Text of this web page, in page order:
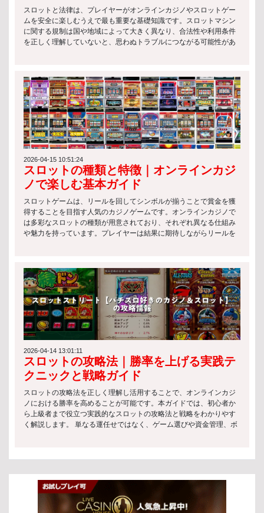
スロットと法律は、プレイヤーがオンラインカジノやスロットゲー
ムを安全に楽しむうえで最も重要な基礎知識です。スロットマシン
に関する規制は国や地域によって大きく異なり、合法性や利用条件
を正しく理解していないと、思わぬトラブルにつながる可能性があ
律上のポイントです： スロットマシンの運営には、各国の規制当局
によるライセンス取得が必要 違法に設置・提供されているスロット
の利用には罰則が科される場合がある 年齢制限や本人確認など、プ
レイヤー保護のためのルールが設けられている このようにスロット
と法律は密接に関係しており、単なる娯楽ではなく「ルールを理解
した上で楽しむゲーム」であることを意識することが重要です。 ス
ロットゲームの種類 クラシックスロット クラシックスロットは、最
もシンプルな構造を持つ伝統的なスロットゲームです。主に3リール
構成で、初心者でも理解しやすいのが特徴です。 主な特徴は以下の
通りです： シンプルなルールで直感的にプレイ可能 フルーツやBAR
などの基本シンボルが中心 配当は控えめだが、リスクも低い スロッ
トと法律の観点から見ても、こうした基本的なスロットは長年にわ
たり規制対象として安定的に運用されています。 ビデオスロット ビ
デオスロットは、現代的なグラフィックやアニメーションを活用し
た人気の高いタイプです。エンターテインメント性が非常に高く、
の観点では、これらのゲームもライセンス管理のもとで提供される
必要があり、公正性の確保が重視されています。 プログレッシブジ
ャックポットスロット プログレッシブジャックポットスロットは、
プレイヤーのベットが蓄積されて巨大な賞金プールを形成するタイ
プです。一攫千金のチャンスがある一方で、リスクも高いのが特徴
です。 主な特徴： プレイごとにジャックポットが増加 複数のプレ
イヤーで賞金が共有される仕組み 高リスク・高リターンのゲーム性
スロットと法律の枠組みでは、こうした高額賞金型ゲームは特に厳
格な監督のもとで運営されることが一般的です。 日本のスロットマ
シンの規制 法律による制約 スロットと法律の観点から見ると、日本
では以下のような制約が設けられています： スロットマシンは原則
として特定の施設でのみ利用可能 賭博行為は法律で禁止されてお
り、例外的に認められた環境のみ合法 運営には厳格な基準と行政の
監督が必要 このように、日本ではスロットと法律が密接に結びつい
ており、自由なプレイ環境は限定されています。 許可されたカジノ
アクセス制限 スロットと法律では、未成年者保護も重要な要素で
す。 多くの施設で18歳または20歳未満の入場が禁止 入場時には厳
格な本人確認が実施される ギャンブル依存防止のための啓発活動も
2026-04-15 10:51:24
スロットの種類と特徴｜オンラインカジ
ノで楽しむ基本ガイド
スロットゲームは、リールを回してシンボルが揃うことで賞金を獲
得することを目指す人気のカジノゲームです。オンラインカジノで
は多彩なスロットの種類が用意されており、それぞれ異なる仕組み
や魅力を持っています。プレイヤーは結果に期待しながらリールを
タイルに合ったスロットを選ぶことで、より満足度の高いゲーム体
験が可能になります。ここでは代表的なスロットの種類について解
説します。 クラシックスロット クラシックスロットは、伝統的な3
リール構成を採用したシンプルなスロットの種類です。操作が分か
りやすく、ルールも簡単なため、初心者に最適です。レトロなデザ
インやシンプルな配当システムが特徴で、気軽に楽しめます。 ビデ
オスロット ビデオスロットは、現代のオンラインカジノで最も人気
のあるスロットの種類です。5リール以上を採用し、美しいグラフィ
ックスやアニメーション、ストーリー性が魅力です。ボーナス機能
も豊富で、プレイヤーを飽きさせない設計になっています。 プログ
レッシブスロット プログレッシブスロットは、ジャックポットがプ
レイヤーのベットによって増加し続けるスロットの種類です。一度
の当選で非常に高額な賞金を獲得できる可能性があり、多くのプレ
イヤーに人気があります。夢のある一攫千金を狙いたい方におすす
めです。 スロットの遊び方 ベットの設定 スロットをプレイする際
ット: 自分で金額を調整できる柔軟な設定が可能です。 スピンの開
始 ベットを設定した後は、リールを回してゲームを進めます。ほと
んどのスロットの種類では、直感的な操作で簡単にスピンを開始で
2026-04-14 13:01:11
スロットの攻略法｜勝率を上げる実践テ
クニックと戦略ガイド
スロットの攻略法を正しく理解し活用することで、オンラインカジ
ノにおける勝率を高めることが可能です。本ガイドでは、初心者か
ら上級者まで役立つ実践的なスロットの攻略法と戦略をわかりやす
く解説します。 単なる運任せではなく、ゲーム選びや資金管理、ボ
は、プレイヤーがレバーやボタンを操作して回転するリール上のシ
ンボルを揃えることを目的としたカジノゲームです。シンプルなル
ールと運の要素が特徴ですが、スロットの攻略法を理解すること